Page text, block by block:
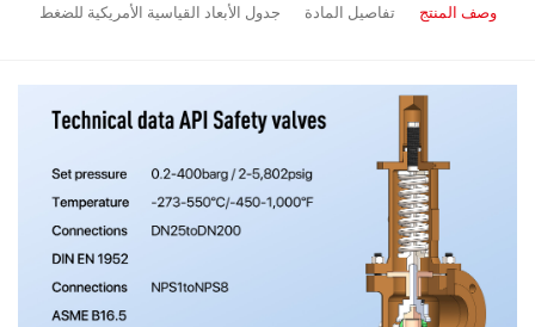
وصف المنتج تفاصيل المادة جدول الأبعاد القياسية الأمريكية للضغط
المنتجات الموصى بها